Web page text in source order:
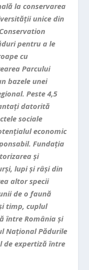
la conservarea
unice din
pentru a le
cu
Parcului
bazele unei
Peste 4,5
datorită
sociale
economic
Fundația
și
lupi și râși din
altor specii
de o faună
timp, cuplul
între România și
Național Pădurile
de expertiză între